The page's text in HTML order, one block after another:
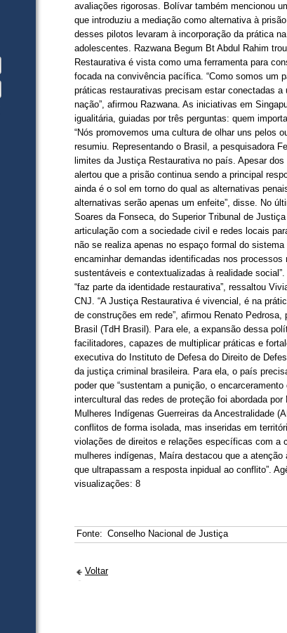
avaliações rigorosas. Bolívar também mencionou
que introduziu a mediação como alternativa à
desses pilotos levaram à incorporação da prática
adolescentes. Razwana Begum Bt Abdul Rahim
Restaurativa é vista como uma ferramenta para
focada na convivência pacífica. “Como somos um
práticas restaurativas precisam estar conectadas
nação”, afirmou Razwana. As iniciativas em
igualitária, guiadas por três perguntas: quem
“Nós promovemos uma cultura de olhar uns pelos
resumiu. Representando o Brasil, a pesquisadora
limites da Justiça Restaurativa no país. Apesar
alertou que a prisão continua sendo a principal
ainda é o sol em torno do qual as alternativas
alternativas serão apenas um enfeite”, disse. No
Soares da Fonseca, do Superior Tribunal de
articulação com a sociedade civil e redes locais
não se realiza apenas no espaço formal do
encaminhar demandas identificadas nos
sustentáveis e contextualizadas à realidade
“faz parte da identidade restaurativa”, ressaltou
CNJ. “A Justiça Restaurativa é vivencial, é na
de construções em rede”, afirmou Renato
Brasil (TdH Brasil). Para ele, a expansão dessa
facilitadores, capazes de multiplicar práticas e
executiva do Instituto de Defesa do Direito de
da justiça criminal brasileira. Para ela, o país
poder que “sustentam a punição, o
intercultural das redes de proteção foi abordada
Mulheres Indígenas Guerreiras da Ancestralidade
conflitos de forma isolada, mas inseridas em
violações de direitos e relações específicas com a
mulheres indígenas, Maíra destacou que a
que ultrapassam a resposta inpidual ao conflito”.
visualizações: 8
Fonte: Conselho Nacional de Justiça
Voltar